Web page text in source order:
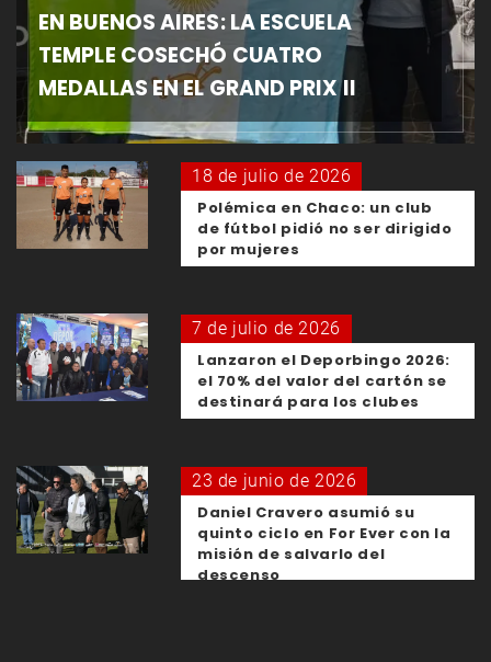
EN BUENOS AIRES: LA ESCUELA
TEMPLE COSECHÓ CUATRO
MEDALLAS EN EL GRAND PRIX II
18 de julio de 2026
Polémica en Chaco: un club
de fútbol pidió no ser dirigido
por mujeres
7 de julio de 2026
Lanzaron el Deporbingo 2026:
el 70% del valor del cartón se
destinará para los clubes
23 de junio de 2026
Daniel Cravero asumió su
quinto ciclo en For Ever con la
misión de salvarlo del
descenso